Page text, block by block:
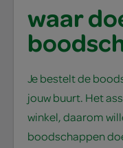
waar
Je bestelt de
jouw buurt. Het
winkel, daarom
boodschappen